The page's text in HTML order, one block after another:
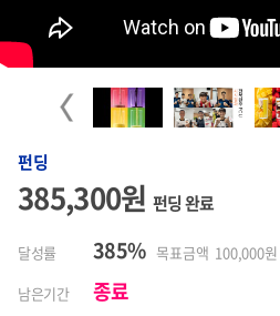
Previous
펀딩
385,300원 펀딩 완료
달성률 385% 목표금액 100,000원
남은기간
종료